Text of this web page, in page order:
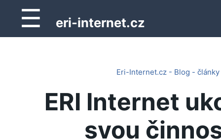
☰ eri-internet.cz
Eri-Internet.cz - Blog - články
ERI Internet
svou